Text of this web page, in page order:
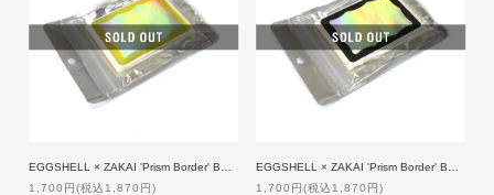
1,700円(税込1,870円)
1,700円(税込1,870円)